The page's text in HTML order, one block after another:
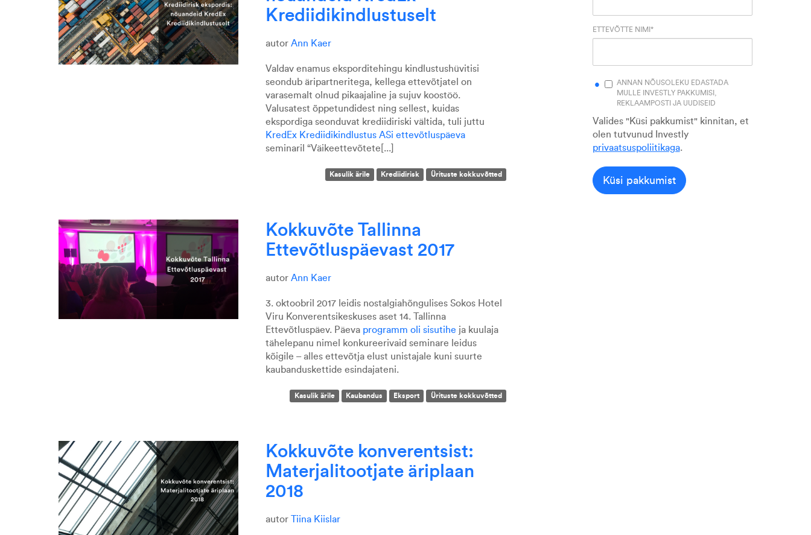
Krediidikindlustuselt
autor Ann Kaer
Valdav enamus eksporditehingu kindlustushüvitisi
seondub äripartneritega, kellega ettevõtjatel on
varasemalt olnud pikaajaline ja sujuv koostöö.
Valusatest õppetundidest ning sellest, kuidas
ekspordiga seonduvat krediidiriski vältida, tuli juttu
KredEx Krediidikindlustus ASi ettevõtluspäeva
seminaril “Väikeettevõtete[...]
Kasulik ärile Krediidirisk Ürituste kokkuvõtted
Kokkuvõte Tallinna
Ettevõtluspäevast 2017
autor Ann Kaer
3. oktoobril 2017 leidis nostalgiahõngulises Sokos Hotel
Viru Konverentsikeskuses aset 14. Tallinna
Ettevõtluspäev. Päeva programm oli sisutihe ja kuulaja
tähelepanu nimel konkureerivaid seminare leidus
kõigile – alles ettevõtja elust unistajale kuni suurte
kaubanduskettide esindajateni.
Kasulik ärile Kaubandus Eksport Ürituste kokkuvõtted
Kokkuvõte konverentsist:
Materjalitootjate äriplaan
2018
autor Tiina Kiislar
ETTEVÕTTE NIMI *
ANNAN NÕUSOLEKU EDASTADA
MULLE INVESTLY PAKKUMISI,
REKLAAMPOSTI JA UUDISEID
Valides "Küsi pakkumist" kinnitan, et
olen tutvunud Investly
privaatsuspoliitikaga.